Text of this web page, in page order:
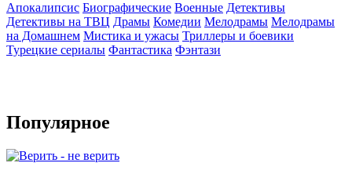
Апокалипсис Биографические Военные Детективы
Детективы на ТВЦ Драмы Комедии Мелодрамы Мелодрамы
на Домашнем Мистика и ужасы Триллеры и боевики
Турецкие сериалы Фантастика Фэнтази
Популярное